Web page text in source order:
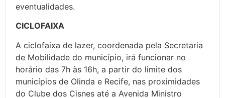
eventualidades.
CICLOFAIXA
A ciclofaixa de lazer, coordenada pela Secretaria
de Mobilidade do município, irá funcionar no
horário das 7h às 16h, a partir do limite dos
municípios de Olinda e Recife, nas proximidades
do Clube dos Cisnes até a Avenida Ministro